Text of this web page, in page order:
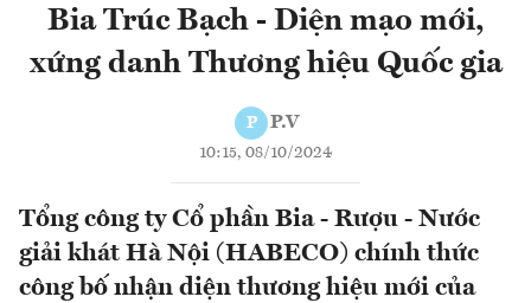
Bia Trúc Bạch - Diện mạo mới,
xứng danh Thương hiệu Quốc gia
P P.V
10:15, 08/10/2024
Tổng công ty Cổ phần Bia - Rượu - Nước
giải khát Hà Nội (HABECO) chính thức
công bố nhận diện thương hiệu mới của